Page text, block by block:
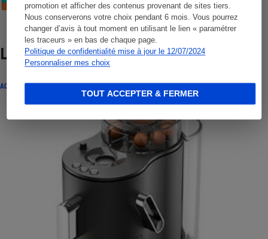
promotion et afficher des contenus provenant de sites tiers.
Nous conserverons votre choix pendant 6 mois. Vous pourrez
changer d’avis à tout moment en utilisant le lien « paramétrer
les traceurs » en bas de chaque page.
Politique de confidentialité mise à jour le 12/07/2024
Personnaliser mes choix
TOUT ACCEPTER & FERMER
Lire aussi
ACTUALITÉ